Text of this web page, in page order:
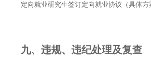
定向就业研究生签订定向就业协议（具体方
九、违规、违纪处理及复查